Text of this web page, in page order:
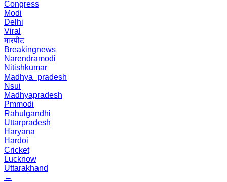
Congress
Modi
Delhi
Viral
मारपीट
Breakingnews
Narendramodi
Nitishkumar
Madhya_pradesh
Nsui
Madhyapradesh
Pmmodi
Rahulgandhi
Uttarpradesh
Haryana
Hardoi
Cricket
Lucknow
Uttarakhand
←